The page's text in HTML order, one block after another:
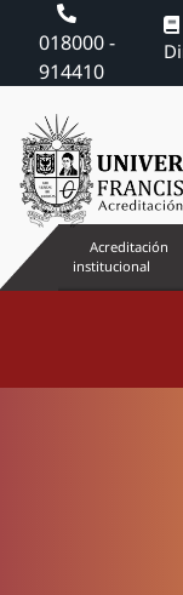
018000 -
914410
Acreditación
institucional